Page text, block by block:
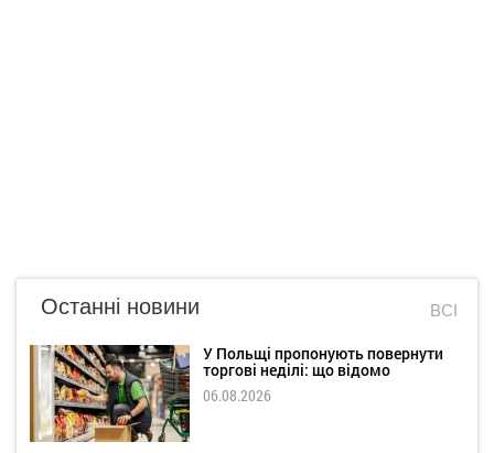
Останні новини ВСІ
У Польщі пропонують повернути
торгові неділі: що відомо
06.08.2026